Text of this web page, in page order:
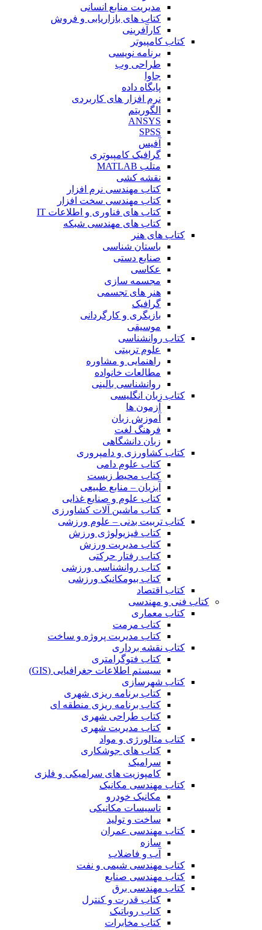
مدیریت منابع انسانی
کتاب های بازاریابی و فروش
کارآفرینی
کتاب کامپیوتر
برنامه نویسی
طراحی وب
جاوا
پایگاه داده
نرم افزار های کاربردی
الگوریتم
ANSYS
SPSS
آفیس
گرافیک کامپیوتری
متلب MATLAB
نقشه کشی
کتاب مهندسی نرم افزار
کتاب مهندسی سخت افزار
کتاب های فناوری و اطلاعات IT
کتاب های مهندسی شبکه
کتاب های هنر
باستان شناسی
صنایع دستی
عکاسی
مجسمه سازی
هنر های تجسمی
گرافیک
بازیگری و کارگردانی
موسیقی
کتاب روانشناسی
علوم تربیتی
راهنمایی و مشاوره
مطالعات خانواده
روانشناسی بالینی
کتاب زبان انگلیسی
آزمون ها
آموزش زبان
فرهنگ لغت
زبان دانشگاهی
کتاب کشاورزی و دامپروری
کتاب علوم دامی
کتاب محیط زیست
آبزیان – منابع طبیعی
کتاب علوم و صنایع غذایی
کتاب ماشین آلات کشاورزی
کتاب تربیت بدنی – علوم ورزشی
کتاب فیزیولوژی ورزش
کتاب مدیریت ورزش
کتاب رفتار حرکتی
کتاب روانشناسی ورزشی
کتاب بیومکانیک ورزشی
کتاب اقتصاد
کتاب فنی و مهندسی
کتاب معماری
کتاب مرمت
کتاب مدیریت پروژه و ساخت
کتاب نقشه برداری
کتاب فتوگرامتری
سیستم اطلاعات جغرافیایی (GIS)
کتاب شهرسازی
کتاب برنامه ریزی شهری
کتاب برنامه ریزی منطقه ای
کتاب طراحی شهری
کتاب مدیریت شهری
کتاب متالورژی و مواد
کتاب های جوشکاری
سرامیک
کامپوزیت های سرامیکی و فلزی
کتاب مهندسی مکانیک
مکانیک خودرو
تاسیسات مکانیکی
ساخت و تولید
کتاب مهندسی عمران
سازه
آب و فاضلاب
کتاب مهندسی شیمی و نفت
کتاب مهندسی صنایع
کتاب مهندسی برق
کتاب قدرت و کنترل
کتاب روباتیک
کتاب مخابرات